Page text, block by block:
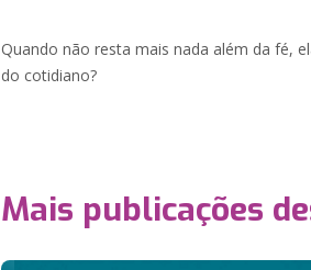
Quando não resta mais nada além da fé,
do cotidiano?
Mais publicações